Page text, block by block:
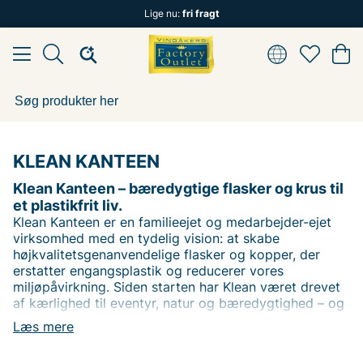
Lige nu: fri fragt
KLEAN KANTEEN
Læs mere
Klean Kanteen – bæredygtige flasker og krus til
et plastikfrit liv.
Klean Kanteen er en familieejet og medarbejder-ejet
virksomhed med en tydelig vision: at skabe
højkvalitetsgenanvendelige flasker og kopper, der
erstatter engangsplastik og reducerer vores
miljøpåvirkning. Siden starten har Klean været drevet
af kærlighed til eventyr, natur og bæredygtighed – og
alt fremstilles med omtanke for både menneske og
planeten.